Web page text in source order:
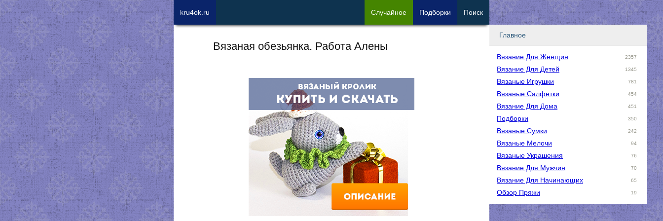
Вязаная обезьянка. Работа Алены
Главное
Вязание Для Женщин 2357
Вязание Для Детей 1345
Вязаные Игрушки 781
Вязаные Салфетки 454
Вязание Для Дома 451
Подборки 350
Вязаные Сумки 242
Вязаные Мелочи 94
Вязаные Украшения 76
Вязание Для Мужчин 70
Вязание Для Начинающих 65
Обзор Пряжи 19
kru4ok.ru Случайное Подборки Поиск